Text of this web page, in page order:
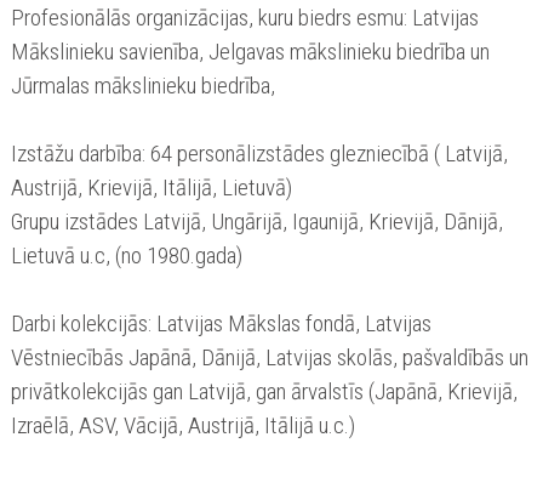
Profesionālās organizācijas, kuru biedrs esmu: Latvijas
Mākslinieku savienība, Jelgavas mākslinieku biedrība un
Jūrmalas mākslinieku biedrība,
Izstāžu darbība: 64 personālizstādes glezniecībā ( Latvijā,
Austrijā, Krievijā, Itālijā, Lietuvā)
Grupu izstādes Latvijā, Ungārijā, Igaunijā, Krievijā, Dānijā,
Lietuvā u.c, (no 1980.gada)
Darbi kolekcijās: Latvijas Mākslas fondā, Latvijas
Vēstniecībās Japānā, Dānijā, Latvijas skolās, pašvaldībās un
privātkolekcijās gan Latvijā, gan ārvalstīs (Japānā, Krievijā,
Izraēlā, ASV, Vācijā, Austrijā, Itālijā u.c.)